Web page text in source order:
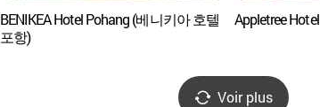
BENIKEA Hotel Pohang (베니키아 호텔
포항)
Appletree Hotel
Voir plus